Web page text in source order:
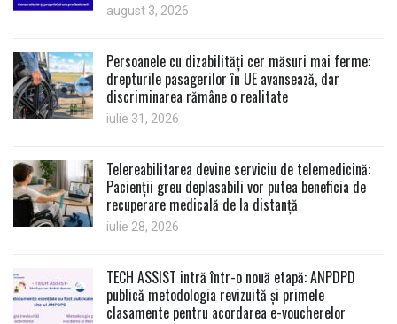
august 3, 2026
Persoanele cu dizabilități cer măsuri mai ferme:
drepturile pasagerilor în UE avansează, dar
discriminarea rămâne o realitate
iulie 31, 2026
Telereabilitarea devine serviciu de telemedicină:
Pacienții greu deplasabili vor putea beneficia de
recuperare medicală de la distanță
iulie 28, 2026
TECH ASSIST intră într-o nouă etapă: ANPDPD
publică metodologia revizuită și primele
clasamente pentru acordarea e-voucherelor